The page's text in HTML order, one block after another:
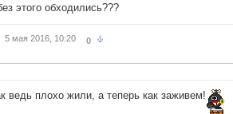
этого обходились???
5 мая 2016, 10:20 0
ведь плохо жили, а теперь как заживем!